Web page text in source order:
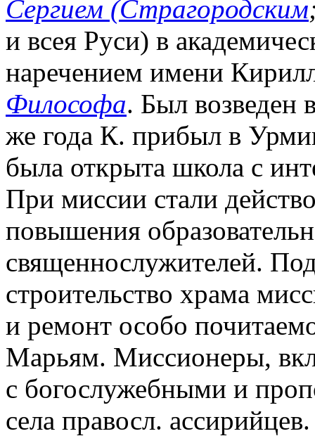
Сергием (Страгородским
и всея Руси) в
наречением имени
Философа. Был возведен
же года К. прибыл в
была открыта школа с
При миссии стали
повышения
священнослужителей.
строительство храма
и ремонт особо
Марьям. Миссионеры,
с богослужебными и
села правосл. ассирийцев.